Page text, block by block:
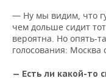
— Ну мы видим, что
чем дольше сидит
вероятна. Но опять-
голосования: Москва
— Есть ли какой-то